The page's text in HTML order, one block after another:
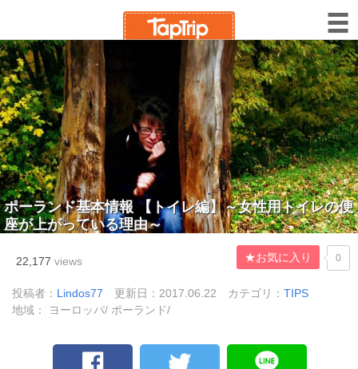
ポーランド基本情報 【トイレ編】～女性用トイレの便
座が上がっている理由～
22,177 views ★お気に入り 0
投稿者： Lindos77 更新日：2017.06.22 カテゴリ： TIPS
地域： ヨーロッパ/ ポーランド/